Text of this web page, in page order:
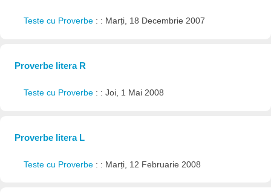
Teste cu Proverbe : : Marți, 18 Decembrie 2007
Proverbe litera R
Teste cu Proverbe : : Joi, 1 Mai 2008
Proverbe litera L
Teste cu Proverbe : : Marți, 12 Februarie 2008